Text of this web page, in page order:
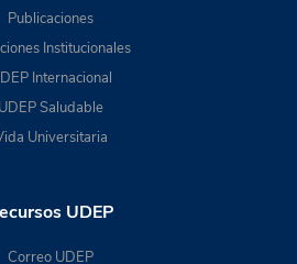
Publicaciones
Institucionales
Internacional
UDEP Saludable
Universitaria
UDEP
Correo UDEP